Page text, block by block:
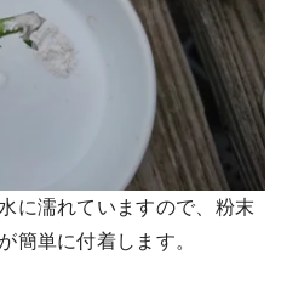
に濡れていますので、粉末
が簡単に付着します。